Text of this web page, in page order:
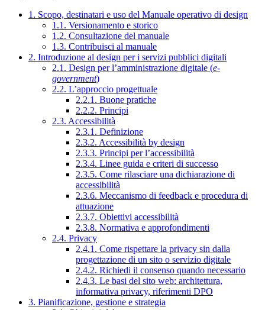
1. Scopo, destinatari e uso del Manuale operativo di design
1.1. Versionamento e storico
1.2. Consultazione del manuale
1.3. Contribuisci al manuale
2. Introduzione al design per i servizi pubblici digitali
2.1. Design per l’amministrazione digitale (e-
government)
2.2. L’approccio progettuale
2.2.1. Buone pratiche
2.2.2. Principi
2.3. Accessibilità
2.3.1. Definizione
2.3.2. Accessibilità by design
2.3.3. Principi per l’accessibilità
2.3.4. Linee guida e criteri di successo
2.3.5. Come rilasciare una dichiarazione di
accessibilità
2.3.6. Meccanismo di feedback e procedura di
attuazione
2.3.7. Obiettivi accessibilità
2.3.8. Normativa e approfondimenti
2.4. Privacy
2.4.1. Come rispettare la privacy sin dalla
progettazione di un sito o servizio digitale
2.4.2. Richiedi il consenso quando necessario
2.4.3. Le basi del sito web: architettura,
informativa privacy, riferimenti DPO
3. Pianificazione, gestione e strategia